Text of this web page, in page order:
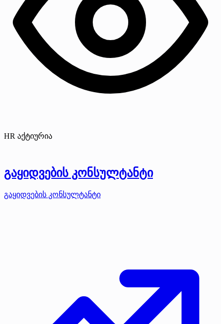
HR აქტიურია
გაყიდვების კონსულტანტი
გაყიდვების კონსულტანტი